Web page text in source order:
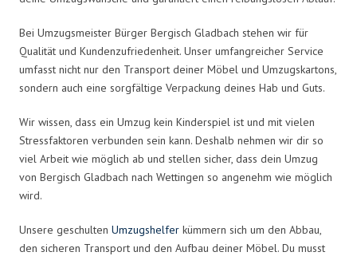
Bei Umzugsmeister Bürger Bergisch Gladbach stehen wir für
Qualität und Kundenzufriedenheit. Unser umfangreicher Service
umfasst nicht nur den Transport deiner Möbel und Umzugskartons,
sondern auch eine sorgfältige Verpackung deines Hab und Guts.
Wir wissen, dass ein Umzug kein Kinderspiel ist und mit vielen
Stressfaktoren verbunden sein kann. Deshalb nehmen wir dir so
viel Arbeit wie möglich ab und stellen sicher, dass dein Umzug
von Bergisch Gladbach nach Wettingen so angenehm wie möglich
wird.
Unsere geschulten Umzugshelfer kümmern sich um den Abbau,
den sicheren Transport und den Aufbau deiner Möbel. Du musst